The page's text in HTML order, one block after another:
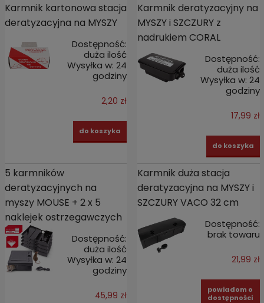
Karmnik kartonowa stacja
deratyzacyjna na MYSZY
Dostępność:
duża ilość
Wysyłka w: 24
godziny
2,20 zł
do koszyka
Karmnik deratyzacyjny na
MYSZY i SZCZURY z
nadrukiem CORAL
Dostępność:
duża ilość
Wysyłka w: 24
godziny
17,99 zł
do koszyka
5 karmników
deratyzacyjnych na
myszy MOUSE + 2 x 5
naklejek ostrzegawczych
Dostępność:
duża ilość
Wysyłka w: 24
godziny
45,99 zł
Karmnik duża stacja
deratyzacyjna na MYSZY i
SZCZURY VACO 32 cm
Dostępność:
brak towaru
21,99 zł
powiadom o
dostępności